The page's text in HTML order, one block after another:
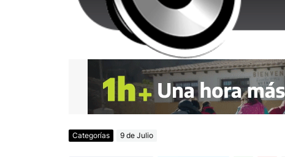
Categorías 9 de Julio